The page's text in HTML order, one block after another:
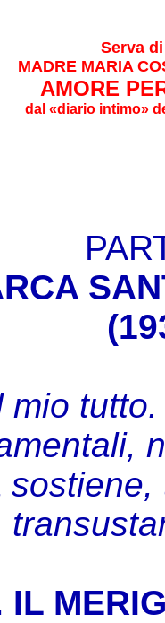
Serva
MADRE MARIA
AMORE
dal «diario intimo»
mio
IL